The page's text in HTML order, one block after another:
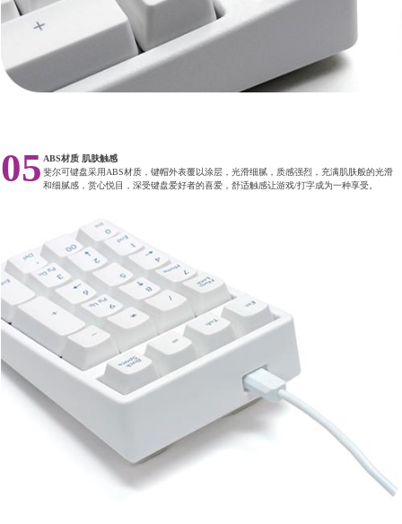
05 ABS材质 肌肤触感
斐尔可键盘采用ABS材质，键帽外表覆以涂层，光滑细腻，质感强烈，充满肌肤般的光滑
和细腻感，赏心悦目，深受键盘爱好者的喜爱，舒适触感让游戏/打字成为一种享受。